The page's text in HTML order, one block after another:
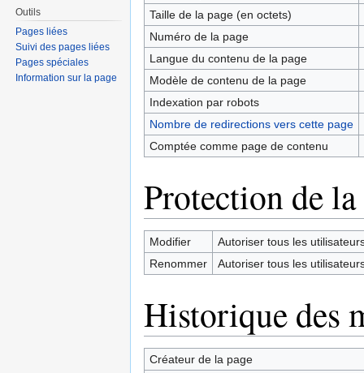
Taille de la page (en octets)
Numéro de la page
Langue du contenu de la page
Modèle de contenu de la page
Indexation par robots
Nombre de redirections vers cette page
Comptée comme page de contenu
Protection de la
Modifier
Autoriser tous les
Renommer
Autoriser tous les
Historique des
Créateur de la page
Outils
Pages liées
Suivi des pages liées
Pages spéciales
Information sur la page